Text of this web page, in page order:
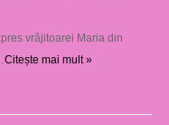
vrăjitoarei Maria din
Citește mai mult »